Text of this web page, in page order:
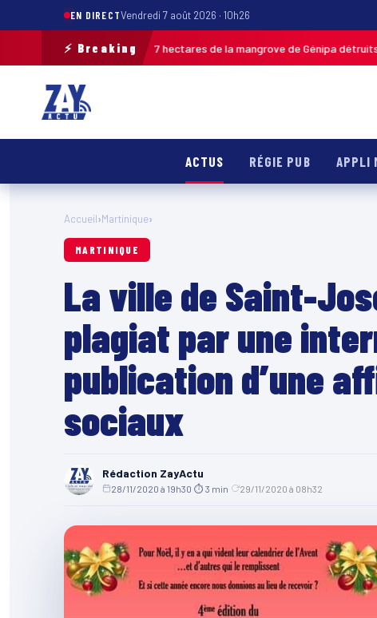
EN DIRECTVendredi 7 août 2026 · 10h26
⚡ Breaking
à Ducos : jusqu’à 7 hectares de la mangrove de Génipa détruits, le feu
ACTUS RÉGIE PUB APPLI
Accueil›Martinique›
MARTINIQUE
La ville de Saint-
plagiat par une
publication d’une
sociaux
Rédaction ZayActu
28/11/2020 à 19h30 ⏱ 3 min 29/11/2020 à 08h32